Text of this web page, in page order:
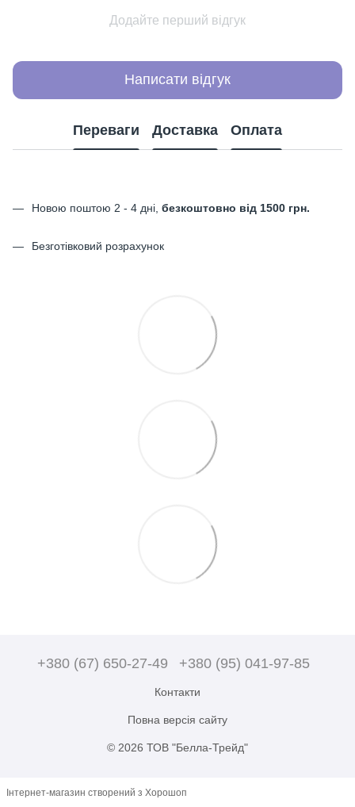
Додайте перший відгук
Написати відгук
Переваги Доставка Оплата
Новою поштою 2 - 4 дні, безкоштовно від 1500 грн.
Безготівковий розрахунок
+380 (67) 650-27-49 +380 (95) 041-97-85
Контакти
Повна версія сайту
© 2026 ТОВ "Белла-Трейд"
Інтернет-магазин створений з Хорошоп